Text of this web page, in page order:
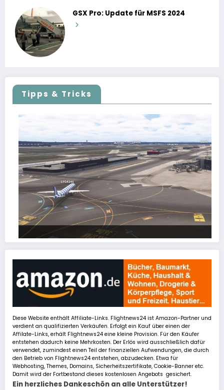
GSX Pro: Update für MSFS 2024
Tipps & Tricks
FSLTL Traffic: Tipps und Tricks, damit es klappt!
Diese Website enthält Affiliate-Links. Flightnews24 ist Amazon-Partner und
verdient an qualifizierten Verkäufen. Erfolgt ein Kauf über einen der
Affilate-Links, erhält Flightnews24 eine kleine Provision. Für den Käufer
entstehen dadurch keine Mehrkosten. Der Erlös wird ausschließlich dafür
verwendet, zumindest einen Teil der finanziellen Aufwendungen, die durch
den Betrieb von Flightnews24 entstehen, abzudecken. Etwa für
Webhosting, Themes, Domains, Sicherheitszertifikate, Cookie-Banner etc.
Damit wird der Fortbestand dieses kostenlosen Angebots gesichert.
Ein herzliches Dankeschön an alle Unterstützer!